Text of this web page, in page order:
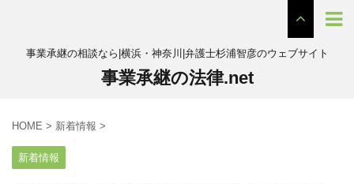
事業承継の相談なら|横浜・神奈川|弁護士杉浦智彦のウェブサイト
事業承継の法律.net
HOME > 新着情報 >
新着情報